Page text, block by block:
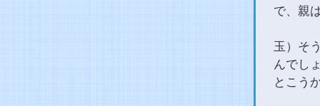
で、親
玉）そ
んでし
とこう